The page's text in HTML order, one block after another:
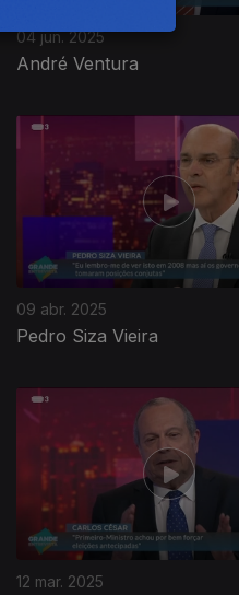
04 jun. 2025
André Ventura
09 abr. 2025
Pedro Siza Vieira
12 mar. 2025